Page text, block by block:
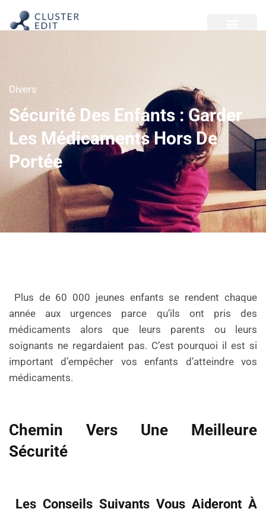
Divers
Sécurité Des Enfants : Garder
Les Médicaments Hors De
Portée
Plus de 60 000 jeunes enfants se rendent chaque
année aux urgences parce qu’ils ont pris des
médicaments alors que leurs parents ou leurs
soignants ne regardaient pas. C’est pourquoi il est si
important d’empêcher vos enfants d’atteindre vos
médicaments.
Chemin Vers Une Meilleure
Sécurité
Les Conseils Suivants Vous Aideront À